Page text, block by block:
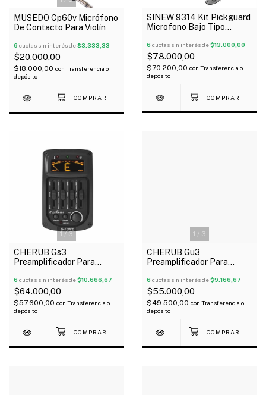
MUSEDO Cp60v Micrófono
De Contacto Para Violín
6 cuotas sin interés de$3.333,33
$20.000,00
$18.000,00 con Transferencia o
depósito
SINEW 9314 Kit Pickguard
Microfono Bajo Tipo
6 cuotas sin interés de$13.000,00
$78.000,00
$70.200,00 con Transferencia o
depósito
1/3
CHERUB Gs3
Preamplificador Para
Afinador
6 cuotas sin interés de$10.666,67
$64.000,00
$57.600,00 con Transferencia o
depósito
1 / 3
CHERUB Gu3
Preamplificador Para
Oferta!
6 cuotas sin interés de$9.166,67
$55.000,00
$49.500,00 con Transferencia o
depósito